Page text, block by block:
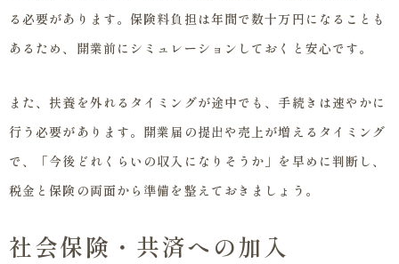
る必要があります。保険料負担は年間で数十万円になることも
あるため、開業前にシミュレーションしておくと安心です。
また、扶養を外れるタイミングが途中でも、手続きは速やかに
行う必要があります。開業届の提出や売上が増えるタイミング
で、「今後どれくらいの収入になりそうか」を早めに判断し、
税金と保険の両面から準備を整えておきましょう。
社会保険・共済への加入